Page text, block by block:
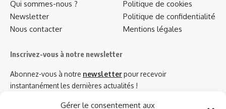
Gérer le consentement aux
Qui sommes-nous ?
Newsletter
Nous contacter
Politique de cookies
Politique de confidentialité
Mentions légales
Inscrivez-vous à notre newsletter
Abonnez-vous à notre newsletterpour recevoir
instantanément les dernières actualités !